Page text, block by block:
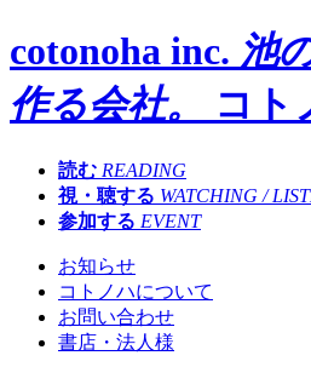
cotonoha inc. 池
作る会社。
コト
読む READING
視・聴する WATCHING /
参加する EVENT
お知らせ
コトノハについて
お問い合わせ
書店・法人様